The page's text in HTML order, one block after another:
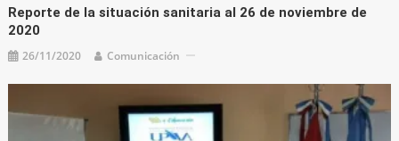
Reporte de la situación sanitaria al 26 de noviembre de
2020
26/11/2020 Comunicación